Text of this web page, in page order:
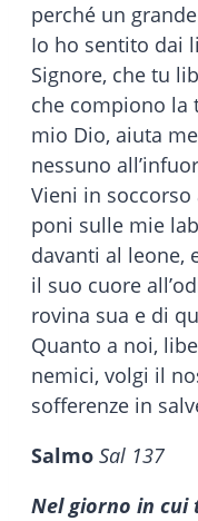
perché un
Io ho sentito dai
Signore, che tu
che compiono la
mio Dio, aiuta
nessuno
Vieni in soccorso
poni sulle mie
davanti al leone,
il suo cuore
rovina sua e di
Quanto a noi,
nemici, volgi il
sofferenze in
Salmo Sal 137
Nel giorno in cui